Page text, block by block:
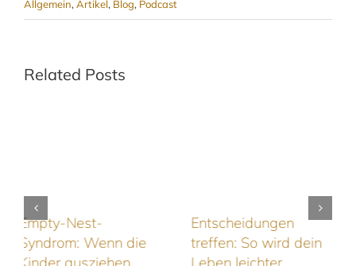
Allgemein, Artikel, Blog, Podcast
Related Posts
Entscheidungen
treffen: So wird dein
Leben leichter
Zerrissenheit im
Alltag: Wenn
Entscheidungen